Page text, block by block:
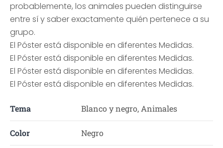
probablemente, los animales pueden distinguirse
entre sí y saber exactamente quién pertenece a su
grupo.
El Póster está disponible en diferentes Medidas.
El Póster está disponible en diferentes Medidas.
El Póster está disponible en diferentes Medidas.
El Póster está disponible en diferentes Medidas.
Tema Blanco y negro, Animales
Color Negro